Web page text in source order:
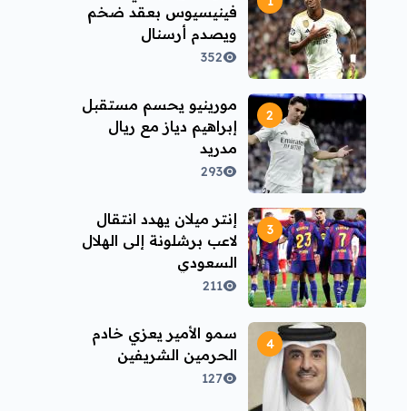
فينيسيوس بعقد ضخم
ويصدم أرسنال
352
مورينيو يحسم مستقبل
إبراهيم دياز مع ريال
مدريد
293
إنتر ميلان يهدد انتقال
لاعب برشلونة إلى الهلال
السعودي
211
سمو الأمير يعزي خادم
الحرمين الشريفين
127